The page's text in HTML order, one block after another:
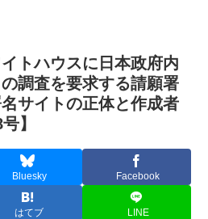
トハウスに日本政府内
調査を要求する請願署
サイトの正体と作成者
】
Bluesky Facebook
はてブ LINE